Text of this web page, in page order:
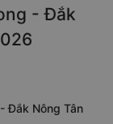
- Đắk
Đắk Nông Tân